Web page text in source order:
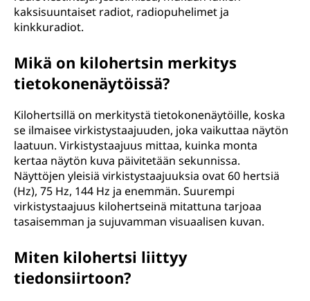
kaksisuuntaiset radiot, radiopuhelimet ja
kinkkuradiot.
Mikä on kilohertsin merkitys
tietokonenäytöissä?
Kilohertsillä on merkitystä tietokonenäytöille, koska
se ilmaisee virkistystaajuuden, joka vaikuttaa näytön
laatuun. Virkistystaajuus mittaa, kuinka monta
kertaa näytön kuva päivitetään sekunnissa.
Näyttöjen yleisiä virkistystaajuuksia ovat 60 hertsiä
(Hz), 75 Hz, 144 Hz ja enemmän. Suurempi
virkistystaajuus kilohertseinä mitattuna tarjoaa
tasaisemman ja sujuvamman visuaalisen kuvan.
Miten kilohertsi liittyy
tiedonsiirtoon?